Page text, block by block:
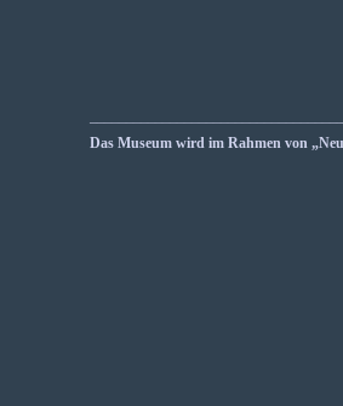
Das Museum wird im Rahmen von